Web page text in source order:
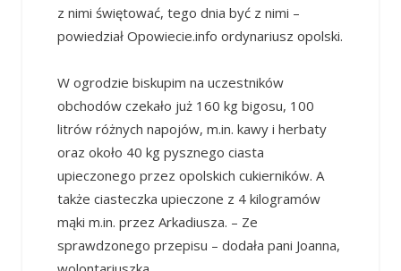
z nimi świętować, tego dnia być z nimi –
powiedział Opowiecie.info ordynariusz opolski.
W ogrodzie biskupim na uczestników
obchodów czekało już 160 kg bigosu, 100
litrów różnych napojów, m.in. kawy i herbaty
oraz około 40 kg pysznego ciasta
upieczonego przez opolskich cukierników. A
także ciasteczka upieczone z 4 kilogramów
mąki m.in. przez Arkadiusza. – Ze
sprawdzonego przepisu – dodała pani Joanna,